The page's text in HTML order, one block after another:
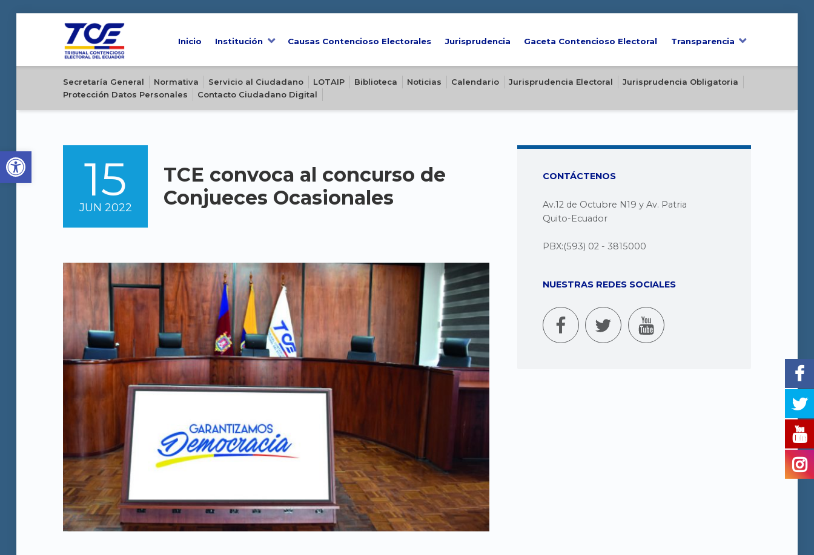
Open toolbar
Inicio Institución Causas Contencioso Electorales Jurisprudencia Gaceta Contencioso Electoral Transparencia
Secretaría General Normativa Servicio al Ciudadano LOTAIP Biblioteca Noticias Calendario Jurisprudencia Electoral
Jurisprudencia Obligatoria
Protección Datos Personales
Contacto Ciudadano Digital
TCE convoca al concurso de
Conjueces Ocasionales
POSTED ON:
15
JUN 2022
CONTÁCTENOS
Av.12 de Octubre N19 y Av. Patria
Quito-Ecuador
PBX:(593) 02 - 3815000
NUESTRAS REDES SOCIALES